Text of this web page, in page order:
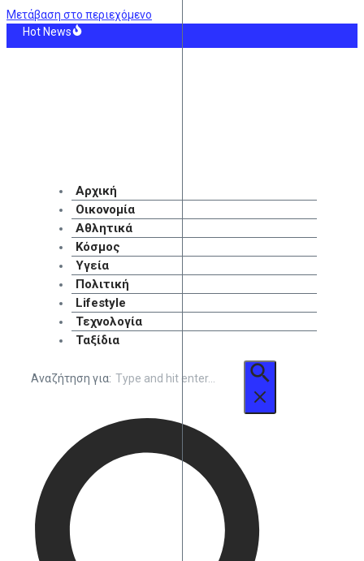
Μετάβαση στο περιεχόμενο
Hot News
Αρχική
Οικονομία
Αθλητικά
Κόσμος
Υγεία
Πολιτική
Lifestyle
Τεχνολογία
Ταξίδια
Αναζήτηση για: